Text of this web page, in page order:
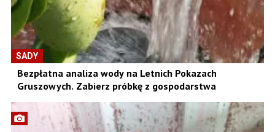
SADY
Bezpłatna analiza wody na Letnich Pokazach
Gruszowych. Zabierz próbkę z gospodarstwa